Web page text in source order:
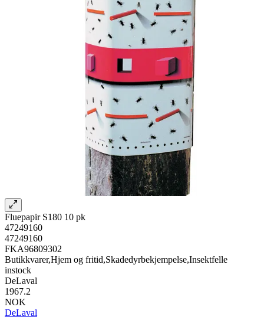
Fluepapir S180 10 pk
47249160
47249160
FKA96809302
Butikkvarer,Hjem og fritid,Skadedyrbekjempelse,Insektfelle
instock
DeLaval
1967.2
NOK
DeLaval